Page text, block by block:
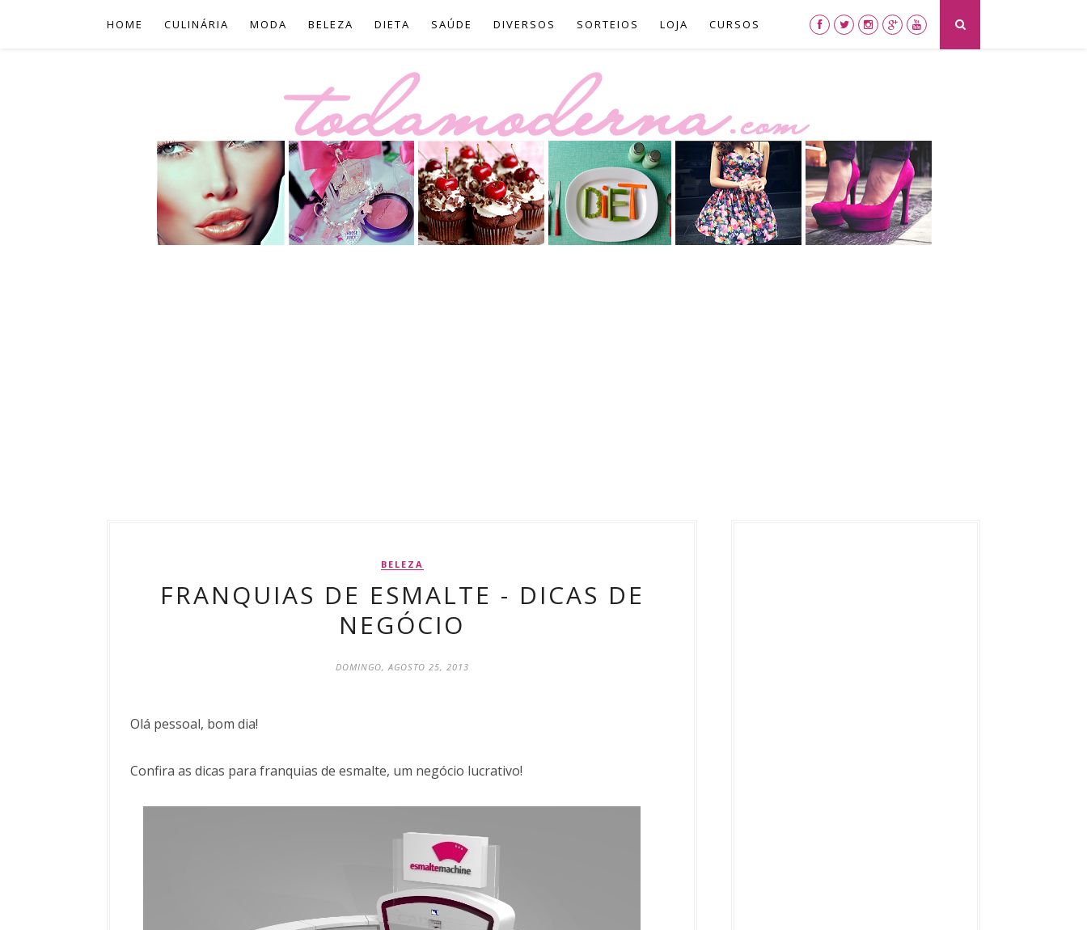
HOME CULINÁRIA MODA BELEZA DIETA SAÚDE DIVERSOS SORTEIOS LOJA CURSOS
BELEZA
FRANQUIAS DE ESMALTE - DICAS DE
NEGÓCIO
DOMINGO, AGOSTO 25, 2013
Olá pessoal, bom dia!
Confira as dicas para franquias de esmalte, um negócio lucrativo!